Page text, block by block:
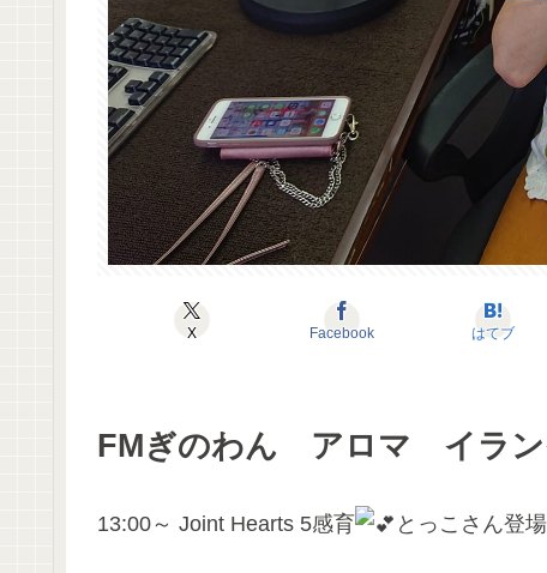
X Facebook はてブ
FMぎのわん アロマ イラン
13:00～ Joint Hearts 5感育 とっこさん登場